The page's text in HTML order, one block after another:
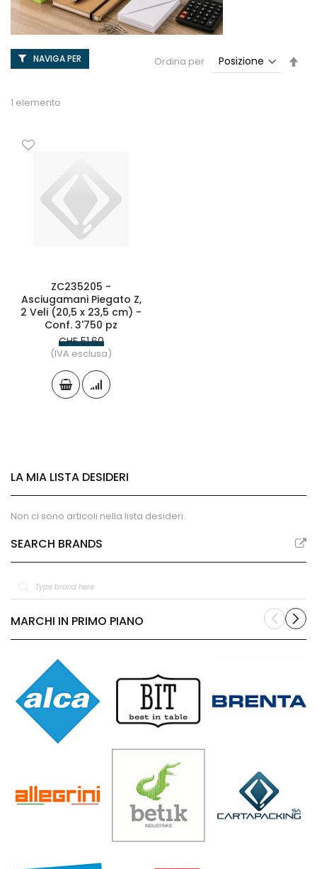
1 elemento
Ordina per
ZC235205 -
Asciugamani Piegato Z,
2 Veli (20,5 x 23,5 cm) -
Conf. 3'750 pz
CHF 51.60
(IVA esclusa)
NAVIGA PER
LA MIA LISTA DESIDERI
Non ci sono articoli nella lista desideri.
SEARCH BRANDS
MARCHI IN PRIMO PIANO